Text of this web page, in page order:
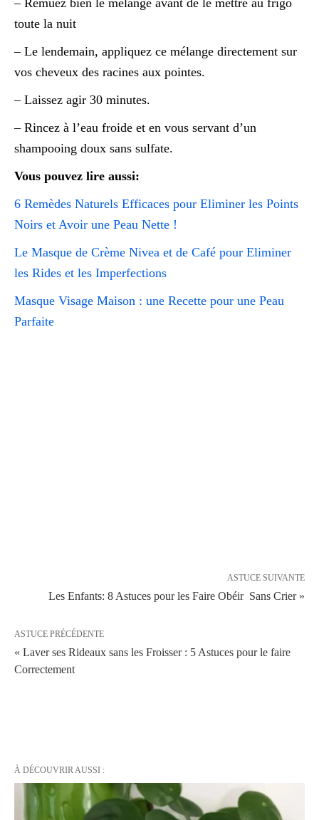
toute la nuit
– Le lendemain, appliquez ce mélange directement sur
vos cheveux des racines aux pointes.
– Laissez agir 30 minutes.
– Rincez à l’eau froide et en vous servant d’un
shampooing doux sans sulfate.
Vous pouvez lire aussi:
6 Remèdes Naturels Efficaces pour Eliminer les Points
Noirs et Avoir une Peau Nette !
Le Masque de Crème Nivea et de Café pour Eliminer
les Rides et les Imperfections
Masque Visage Maison : une Recette pour une Peau
Parfaite
ASTUCE SUIVANTE
Les Enfants: 8 Astuces pour les Faire Obéir Sans Crier »
ASTUCE PRÉCÉDENTE
« Laver ses Rideaux sans les Froisser : 5 Astuces pour le faire
Correctement
À DÉCOUVRIR AUSSI :